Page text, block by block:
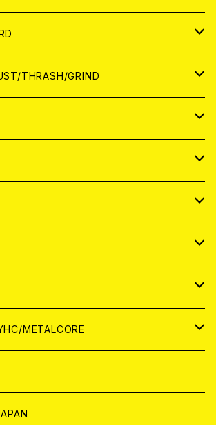
THRASH/GRIND
METALCORE